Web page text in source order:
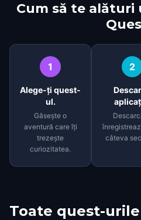
Cum să te alături
1
Alege-ți quest-
ul.
Găsește o
aventură care îți
trezește
curiozitatea.
2
câteva
Toate quest-